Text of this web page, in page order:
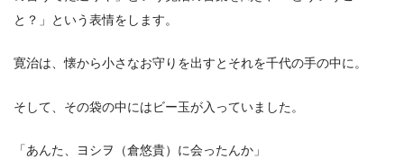
と？」という表情をします。
寛治は、懐から小さなお守りを出すとそれを千代の手の中に。
そして、その袋の中にはビー玉が入っていました。
「あんた、ヨシヲ（倉悠貴）に会ったんか」